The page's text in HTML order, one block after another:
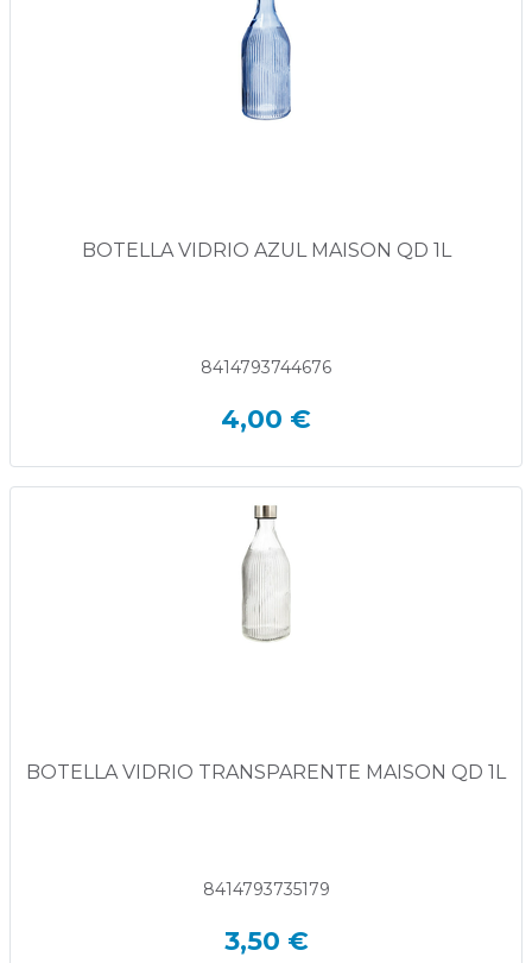
BOTELLA VIDRIO AZUL MAISON QD 1L
8414793744676
4,00 €
BOTELLA VIDRIO TRANSPARENTE MAISON QD 1L
8414793735179
3,50 €